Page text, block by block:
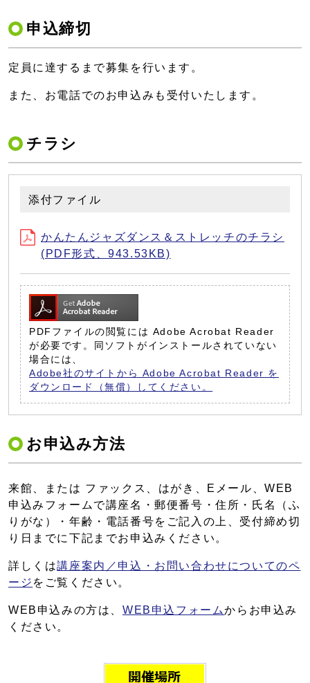
申込締切
定員に達するまで募集を行います。
また、お電話でのお申込みも受付いたします。
チラシ
添付ファイル
かんたんジャズダンス＆ストレッチのチラシ
(PDF形式、943.53KB)
PDFファイルの閲覧には Adobe Acrobat Reader
が必要です。同ソフトがインストールされていない
場合には、
Adobe社のサイトから Adobe Acrobat Reader を
ダウンロード（無償）してください。
お申込み方法
来館、または ファックス、はがき、Eメール、WEB
申込みフォームで講座名・郵便番号・住所・氏名（ふ
りがな）・年齢・電話番号をご記入の上、受付締め切
り日までに下記までお申込みください。
詳しくは講座案内／申込・お問い合わせについてのペ
ージ をご覧ください。
WEB申込みの方は、 WEB申込フォームからお申込み
ください。